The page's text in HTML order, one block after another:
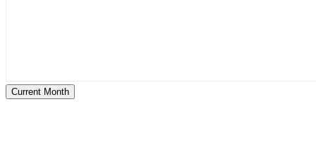
Current Month